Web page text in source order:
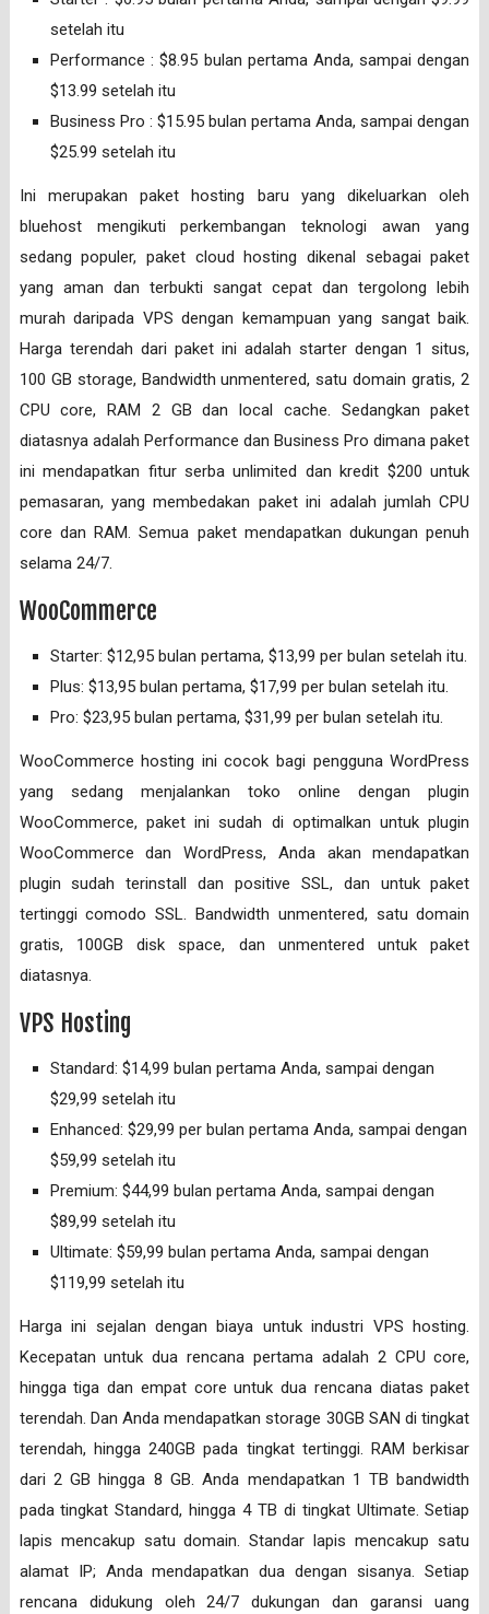
setelah itu
Performance : $8.95 bulan pertama Anda, sampai dengan
$13.99 setelah itu
Business Pro : $15.95 bulan pertama Anda, sampai dengan
$25.99 setelah itu
Ini merupakan paket hosting baru yang dikeluarkan oleh
bluehost mengikuti perkembangan teknologi awan yang
sedang populer, paket cloud hosting dikenal sebagai paket
yang aman dan terbukti sangat cepat dan tergolong lebih
murah daripada VPS dengan kemampuan yang sangat baik.
Harga terendah dari paket ini adalah starter dengan 1 situs,
100 GB storage, Bandwidth unmentered, satu domain gratis, 2
CPU core, RAM 2 GB dan local cache. Sedangkan paket
diatasnya adalah Performance dan Business Pro dimana paket
ini mendapatkan fitur serba unlimited dan kredit $200 untuk
pemasaran, yang membedakan paket ini adalah jumlah CPU
core dan RAM. Semua paket mendapatkan dukungan penuh
selama 24/7.
WooCommerce
Starter: $12,95 bulan pertama, $13,99 per bulan setelah itu.
Plus: $13,95 bulan pertama, $17,99 per bulan setelah itu.
Pro: $23,95 bulan pertama, $31,99 per bulan setelah itu.
WooCommerce hosting ini cocok bagi pengguna WordPress
yang sedang menjalankan toko online dengan plugin
WooCommerce, paket ini sudah di optimalkan untuk plugin
WooCommerce dan WordPress, Anda akan mendapatkan
plugin sudah terinstall dan positive SSL, dan untuk paket
tertinggi comodo SSL. Bandwidth unmentered, satu domain
gratis, 100GB disk space, dan unmentered untuk paket
diatasnya.
VPS Hosting
Standard: $14,99 bulan pertama Anda, sampai dengan
$29,99 setelah itu
Enhanced: $29,99 per bulan pertama Anda, sampai dengan
$59,99 setelah itu
Premium: $44,99 bulan pertama Anda, sampai dengan
$89,99 setelah itu
Ultimate: $59,99 bulan pertama Anda, sampai dengan
$119,99 setelah itu
Harga ini sejalan dengan biaya untuk industri VPS hosting.
Kecepatan untuk dua rencana pertama adalah 2 CPU core,
hingga tiga dan empat core untuk dua rencana diatas paket
terendah. Dan Anda mendapatkan storage 30GB SAN di tingkat
terendah, hingga 240GB pada tingkat tertinggi. RAM berkisar
dari 2 GB hingga 8 GB. Anda mendapatkan 1 TB bandwidth
pada tingkat Standard, hingga 4 TB di tingkat Ultimate. Setiap
lapis mencakup satu domain. Standar lapis mencakup satu
alamat IP; Anda mendapatkan dua dengan sisanya. Setiap
rencana didukung oleh 24/7 dukungan dan garansi uang